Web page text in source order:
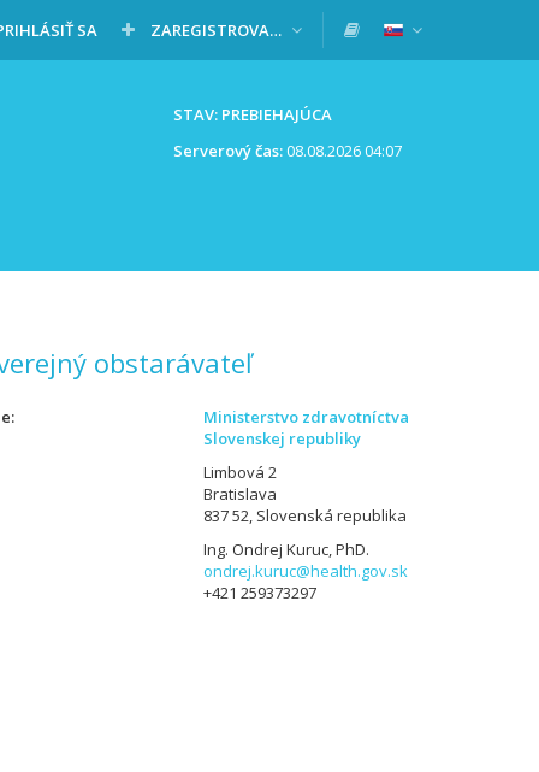
SA ZAREGISTROVAŤ SA
STAV: PREBIEHAJÚCA
Serverový čas:08.08.2026 04:07
obstarávateľ
Ministerstvo zdravotníctva
Slovenskej republiky
Limbová 2
Bratislava
837 52, Slovenská republika
Ing. Ondrej Kuruc, PhD.
ondrej.kuruc@health.gov.sk
+421 259373297